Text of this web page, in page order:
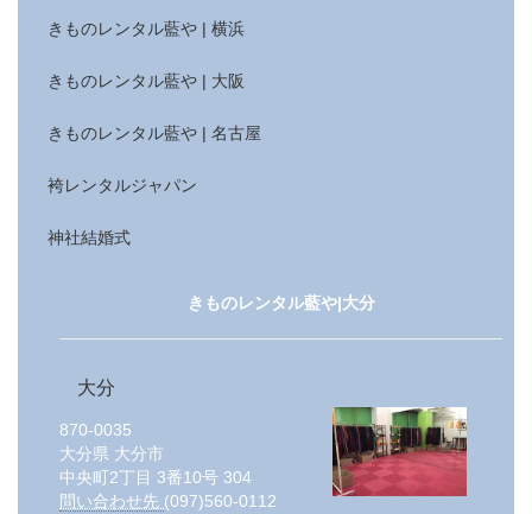
きものレンタル藍や | 横浜
きものレンタル藍や | 大阪
きものレンタル藍や | 名古屋
袴レンタルジャパン
神社結婚式
きものレンタル藍や|大分
大分
870-0035
大分県 大分市
中央町2丁目 3番10号 304
問い合わせ先 (097)560-0112